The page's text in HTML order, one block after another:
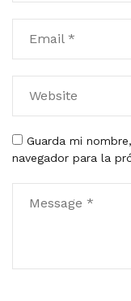
Guarda mi
navegador para la